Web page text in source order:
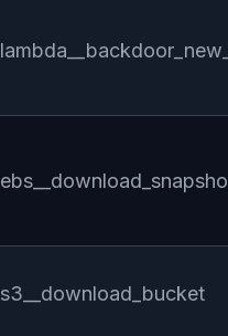
s3__download_bucket